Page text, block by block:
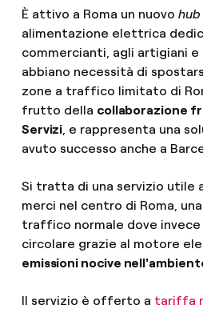
È attivo a Roma un nuovo hub
alimentazione elettrica
commercianti, agli artigiani e
abbiano necessità di
zone a traffico limitato di
frutto della collaborazione
Servizi, e rappresenta una
avuto successo anche a
Si tratta di una servizio utile
merci nel centro di Roma,
traffico normale dove invece
circolare grazie al motore
emissioni nocive
Il servizio è offerto a tariffa